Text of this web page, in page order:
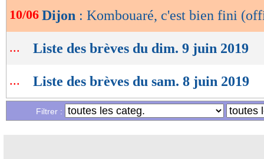
Lu 16.930 fois- Damien Da
10/06 Dijon : Kombouaré, c'est bien fini
... Liste des brèves du dim. 9 juin 2019
... Liste des brèves du sam. 8 juin 2019
Filtrer :